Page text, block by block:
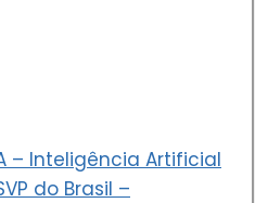
– Inteligência Artificial
do Brasil –